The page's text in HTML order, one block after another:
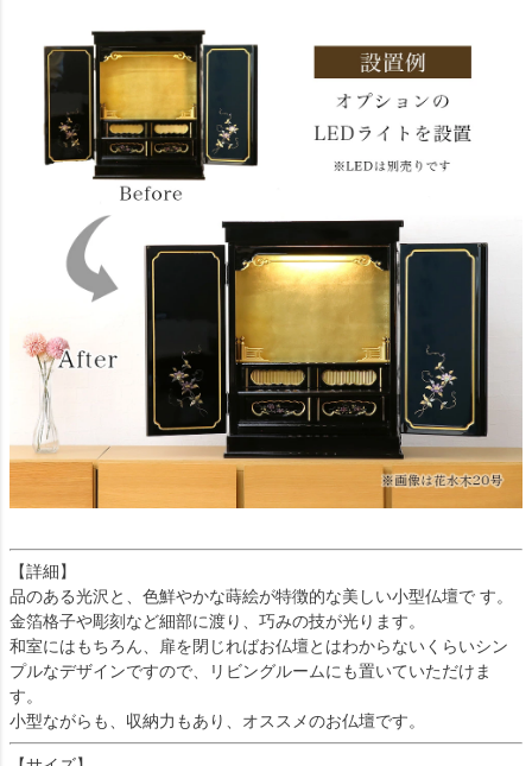
【詳細】
品のある光沢と、色鮮やかな蒔絵が特徴的な美しい小型仏壇で す。
金箔格子や彫刻など細部に渡り、巧みの技が光ります。
和室にはもちろん、扉を閉じればお仏壇とはわからないくらいシン
プルなデザインですので、リビングルームにも置いていただけま
す。
小型ながらも、収納力もあり、オススメのお仏壇です。